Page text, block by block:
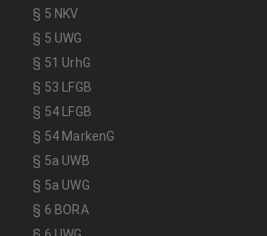
§ 5 NKV
§ 5 UWG
§ 51 UrhG
§ 53 LFGB
§ 54 LFGB
§ 54 MarkenG
§ 5a UWB
§ 5a UWG
§ 6 BORA